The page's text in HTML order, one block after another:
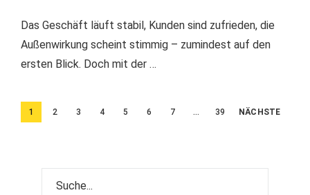
Das Geschäft läuft stabil, Kunden sind zufrieden, die
Außenwirkung scheint stimmig – zumindest auf den
ersten Blick. Doch mit der …
Beitragsnavigation
1 2 3 4 5 6 7 … 39 NÄCHSTE